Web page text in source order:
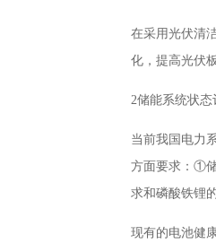
在采用光伏清
化，提高光伏
2储能系统状态
当前我国电力
方面要求：①
求和磷酸铁锂
现有的电池健